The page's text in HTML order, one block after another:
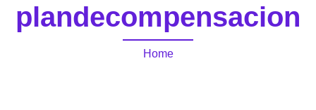
plandecompensacion
Home